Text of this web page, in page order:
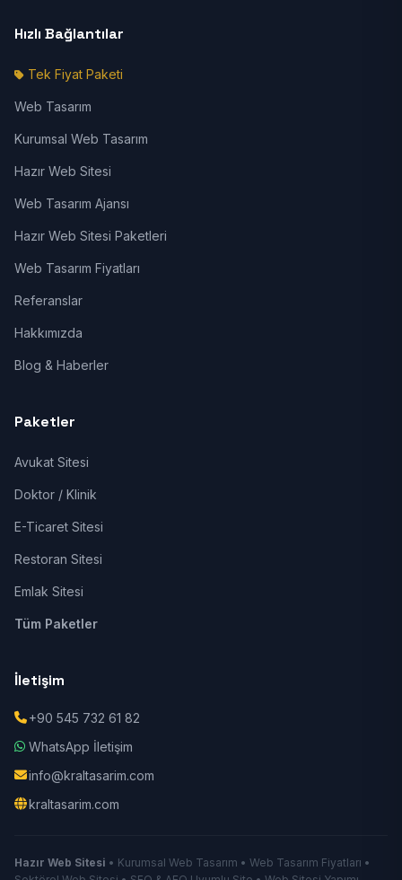
Hızlı Bağlantılar
Tek Fiyat Paketi
Web Tasarım
Kurumsal Web Tasarım
Hazır Web Sitesi
Web Tasarım Ajansı
Hazır Web Sitesi Paketleri
Web Tasarım Fiyatları
Referanslar
Hakkımızda
Blog & Haberler
Paketler
Avukat Sitesi
Doktor / Klinik
E-Ticaret Sitesi
Restoran Sitesi
Emlak Sitesi
Tüm Paketler
İletişim
+90 545 732 61 82
WhatsApp İletişim
info@kraltasarim.com
kraltasarim.com
Hazır Web Sitesi • Kurumsal Web Tasarım • Web Tasarım Fiyatları •